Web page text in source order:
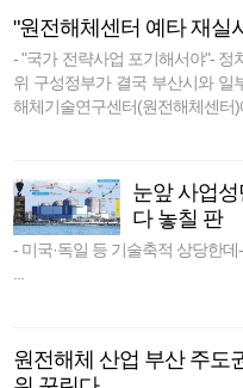
"원전해체센터 예타 재실
- "국가 전략사업 포기해서야"- 정
위 구성정부가 결국 부산시와 일
해체기술연구센터(원전해체센터)
눈앞 사업
다 놓칠 판
- 미국·독일 등 기술축적 상당한
원전해체 산업 부산 주도